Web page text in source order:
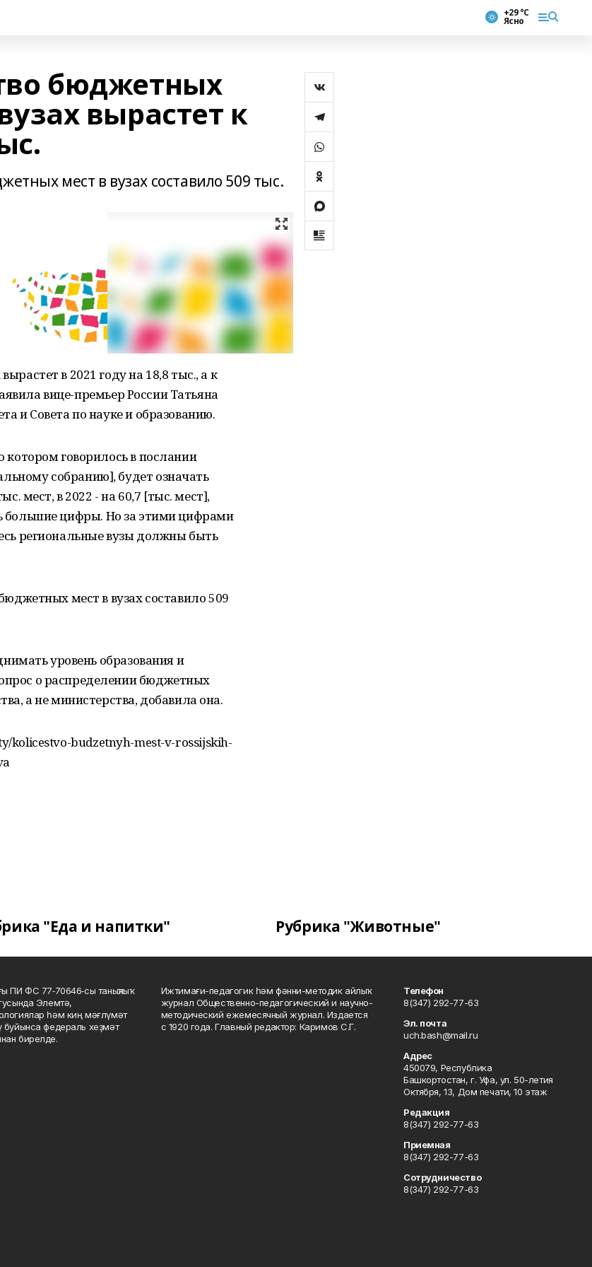
+29 °С
Ясно
бюджетных
вырастет к
мест в вузах составило 509 тыс.
в 2021 году на 18,8 тыс., а к
вице-премьер России Татьяна
и Совета по науке и образованию.
говорилось в послании
собранию], будет означать
мест, в 2022 - на 60,7 [тыс. мест],
большие цифры. Но за этими цифрами
региональные вузы должны быть
мест в вузах составило 509
уровень образования и
о распределении бюджетных
а не министерства, добавила она.
kolicestvo-budzetnyh-mest-v-rossijskih-
"Еда и напитки" Рубрика "Животные"
ПИ ФС 77‑70646‑сы таныҡлыҡ
Элемтә,
һәм киң мәғлүмәт
буйынса федераль хеҙмәт
бирелде.
Ижтимағи-педагогик һәм фәнни-методик айлыҡ
журнал Общественно-педагогический и научно-
методический ежемесячный журнал. Издается
с 1920 года. Главный редактор: Каримов С.Г.
Телефон
8(347) 292-77-63
Эл. почта
uch.bash@mail.ru
Адрес
450079, Республика
Башкортостан, г. Уфа, ул. 50-летия
Октября, 13, Дом печати, 10 этаж
Редакция
8(347) 292-77-63
Приемная
8(347) 292-77-63
Сотрудничество
8(347) 292-77-63